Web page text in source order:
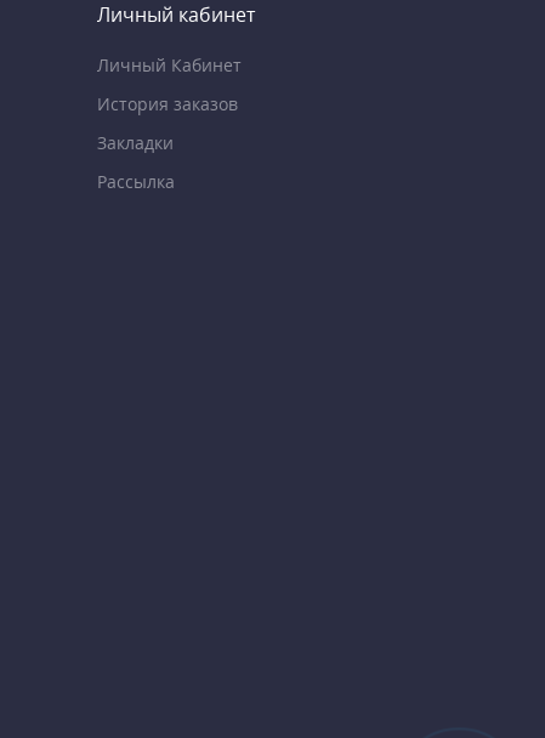
Личный кабинет
Личный Кабинет
История заказов
Закладки
Рассылка